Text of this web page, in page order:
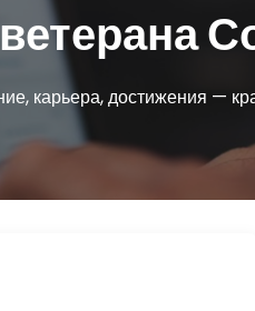
карьера, достижения —